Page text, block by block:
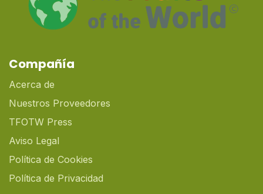
Compañía
Acerca de
Nuestros Proveedores
TFOTW Press
Aviso Legal
Política de Cookies
Política de Privacidad